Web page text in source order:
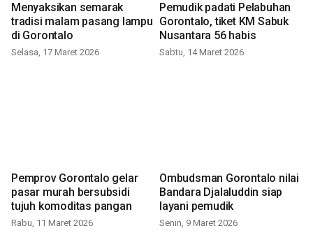
Menyaksikan semarak
tradisi malam pasang lampu
di Gorontalo
Selasa, 17 Maret 2026
Pemudik padati Pelabuhan
Gorontalo, tiket KM Sabuk
Nusantara 56 habis
Sabtu, 14 Maret 2026
Pemprov Gorontalo gelar
pasar murah bersubsidi
tujuh komoditas pangan
Rabu, 11 Maret 2026
Ombudsman Gorontalo nilai
Bandara Djalaluddin siap
layani pemudik
Senin, 9 Maret 2026